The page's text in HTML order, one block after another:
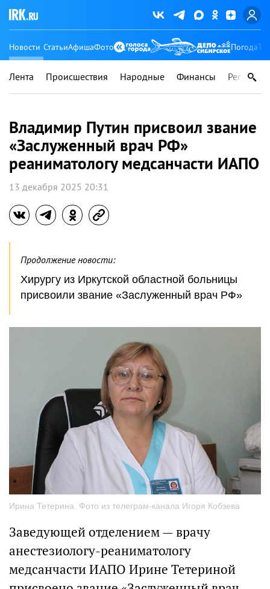
Новости СтатьиАфишаФото Погода
Лента Происшествия Народные Финансы Регионы
Владимир Путин присвоил звание
«Заслуженный врач РФ»
реаниматологу медсанчасти ИАПО
13 декабря 2025 20:31
Продолжение новости:
Хирургу из Иркутской областной больницы
присвоили звание «Заслуженный врач РФ»
Ирина Тетерина. Фото из телеграм-канала Игоря Кобзева
Заведующей отделением — врачу
анестезиологу-реаниматологу
медсанчасти ИАПО Ирине Тетериной